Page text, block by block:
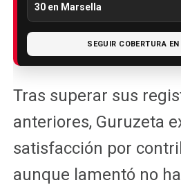
30 en Marsella
SEGUIR COBERTURA
Tras superar sus
anteriores, Guruzeta
satisfacción por
aunque lamentó no